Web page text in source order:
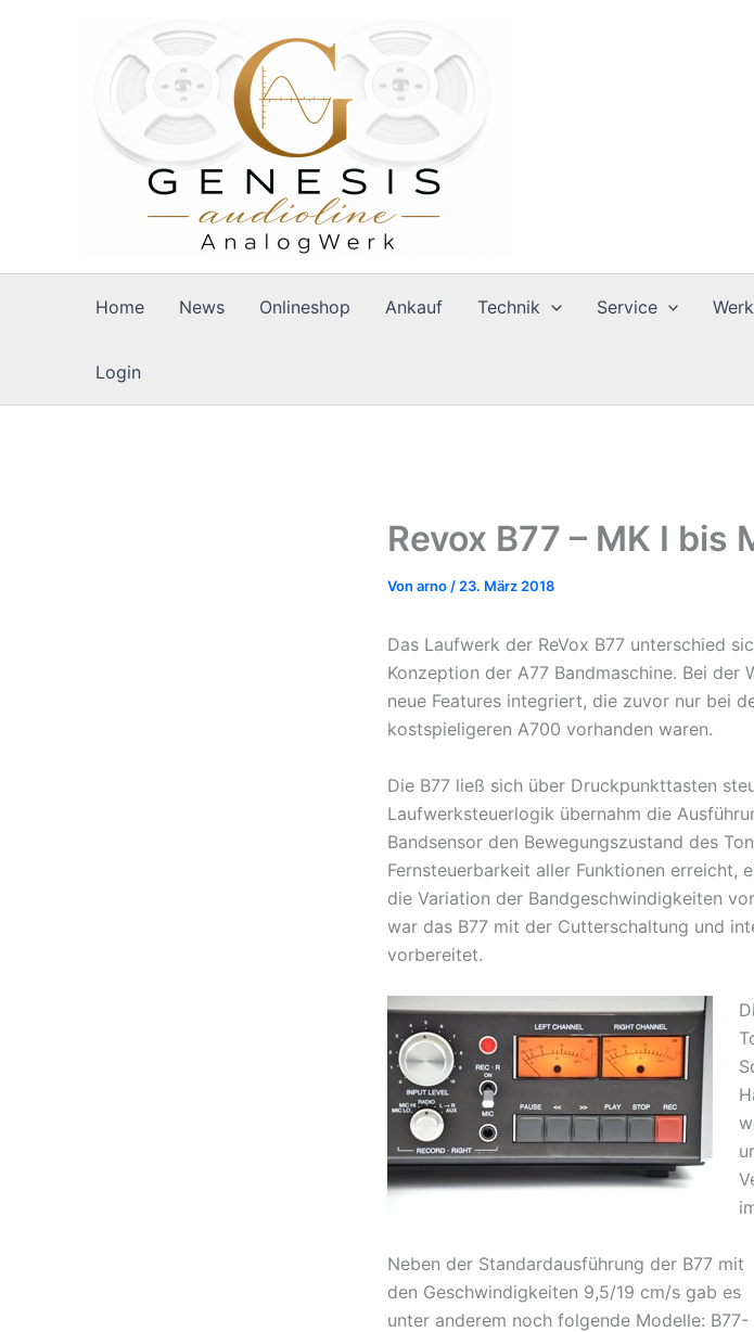
Home News Onlineshop Ankauf Technik Service
Login
Revox B77 – MK I bis
Von arno / 23. März 2018
Das Laufwerk der ReVox B77 unterschied
Konzeption der A77 Bandmaschine. Bei
neue Features integriert, die zuvor nur bei
kostspieligeren A700 vorhanden waren.
Die B77 ließ sich über Druckpunkttasten
Laufwerksteuerlogik übernahm die
Bandsensor den Bewegungszustand des
Fernsteuerbarkeit aller Funktionen erreicht,
die Variation der Bandgeschwindigkeiten
war das B77 mit der Cutterschaltung und
vorbereitet.
Neben der Standardausführung der B77 mit
den Geschwindigkeiten 9,5/19 cm/s gab es
unter anderem noch folgende Modelle: B77-